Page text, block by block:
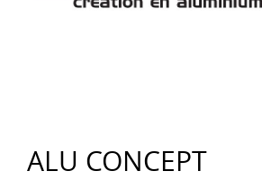
ALU CONCEPT